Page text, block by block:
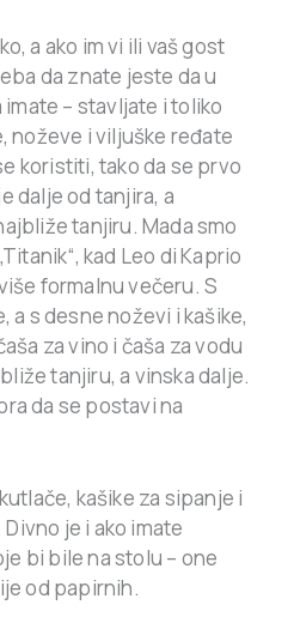
a ako im vi ili vaš gost
da znate jeste da u
– stavljate i toliko
noževe i viljuške ređate
koristiti, tako da se prvo
dalje od tanjira, a
tanjiru. Mada smo
kad Leo di Kaprio
formalnu večeru. S
a s desne noževi i kašike,
za vino i čaša za vodu
tanjiru, a vinska dalje.
da se postavi na
kašike za sipanje i
je i ako imate
bi bile na stolu – one
od papirnih.